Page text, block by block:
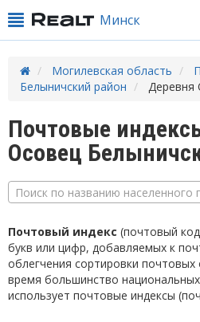
Минск
Могилевская область
Белыничский район
Деревня
Почтовые
Осовец
Поиск по названию населенного
Почтовый индекс (почтовый
букв или цифр, добавляемых к
облегчения сортировки
время большинство
использует почтовые индексы